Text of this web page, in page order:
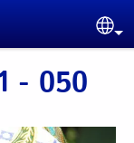
- 050